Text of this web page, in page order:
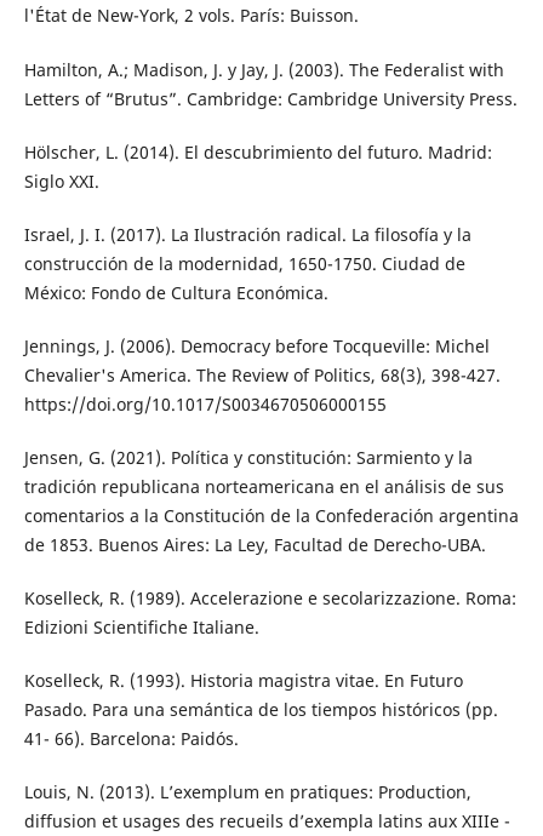
l'État de New-York, 2 vols. París: Buisson.
Hamilton, A.; Madison, J. y Jay, J. (2003). The Federalist with
Letters of “Brutus”. Cambridge: Cambridge University Press.
Hölscher, L. (2014). El descubrimiento del futuro. Madrid:
Siglo XXI.
Israel, J. I. (2017). La Ilustración radical. La filosofía y la
construcción de la modernidad, 1650-1750. Ciudad de
México: Fondo de Cultura Económica.
Jennings, J. (2006). Democracy before Tocqueville: Michel
Chevalier's America. The Review of Politics, 68(3), 398-427.
https://doi.org/10.1017/S0034670506000155
Jensen, G. (2021). Política y constitución: Sarmiento y la
tradición republicana norteamericana en el análisis de sus
comentarios a la Constitución de la Confederación argentina
de 1853. Buenos Aires: La Ley, Facultad de Derecho-UBA.
Koselleck, R. (1989). Accelerazione e secolarizzazione. Roma:
Edizioni Scientifiche Italiane.
Koselleck, R. (1993). Historia magistra vitae. En Futuro
Pasado. Para una semántica de los tiempos históricos (pp.
41- 66). Barcelona: Paidós.
Louis, N. (2013). L’exemplum en pratiques: Production,
diffusion et usages des recueils d’exempla latins aux XIIIe -